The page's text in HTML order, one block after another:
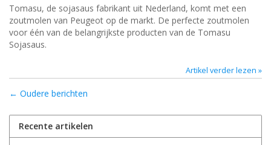
Tomasu, de sojasaus fabrikant uit Nederland, komt met een
zoutmolen van Peugeot op de markt. De perfecte zoutmolen
voor één van de belangrijkste producten van de Tomasu
Sojasaus.
Artikel verder lezen »
← Oudere berichten
Recente artikelen